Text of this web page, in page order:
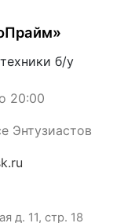
б/у
20:00
Энтузиастов
д. 11, стр. 18